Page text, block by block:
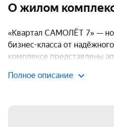
О жилом
«Квартал САМОЛЁТ 7» —
бизнес-класса от
комплексе представлены
позволяет выбрать
Полное описание